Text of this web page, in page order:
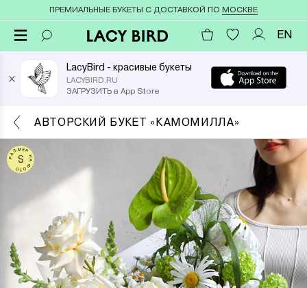
ПРЕМИАЛЬНЫЕ БУКЕТЫ С ДОСТАВКОЙ ПО МОСКВЕ
EN
×
LacyBird - красивые букеты
LACYBIRD.RU
ЗАГРУЗИТЬ в App Store
АВТОРСКИЙ БУКЕТ «КАМОМИЛЛА»
РАЗМЕР НА ФОТО
S